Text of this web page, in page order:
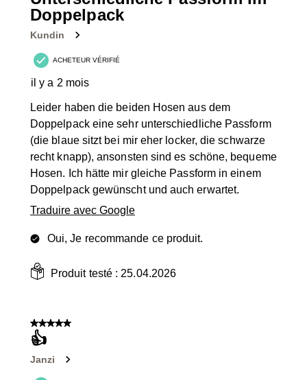
Doppelpack
Kundin
ACHETEUR VÉRIFIÉ
il y a 2 mois
Leider haben die beiden Hosen aus dem
Doppelpack eine sehr unterschiedliche Passform
(die blaue sitzt bei mir eher locker, die schwarze
recht knapp), ansonsten sind es schöne, bequeme
Hosen. Ich hätte mir gleiche Passform in einem
Doppelpack gewünscht und auch erwartet.
Traduire avec Google
Oui, Je recommande ce produit.
Produit testé :25.04.2026
5 sur 5 étoiles.
👍
Janzi